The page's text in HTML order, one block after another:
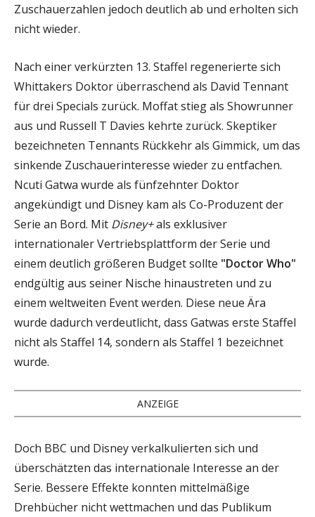
Zuschauerzahlen jedoch deutlich ab und erholten sich
nicht wieder.
Nach einer verkürzten 13. Staffel regenerierte sich
Whittakers Doktor überraschend als David Tennant
für drei Specials zurück. Moffat stieg als Showrunner
aus und Russell T Davies kehrte zurück. Skeptiker
bezeichneten Tennants Rückkehr als Gimmick, um das
sinkende Zuschauerinteresse wieder zu entfachen.
Ncuti Gatwa wurde als fünfzehnter Doktor
angekündigt und Disney kam als Co-Produzent der
Serie an Bord. Mit Disney+als exklusiver
internationaler Vertriebsplattform der Serie und
einem deutlich größeren Budget sollte "Doctor Who"
endgültig aus seiner Nische hinaustreten und zu
einem weltweiten Event werden. Diese neue Ära
wurde dadurch verdeutlicht, dass Gatwas erste Staffel
nicht als Staffel 14, sondern als Staffel 1 bezeichnet
wurde.
ANZEIGE
Doch BBC und Disney verkalkulierten sich und
überschätzten das internationale Interesse an der
Serie. Bessere Effekte konnten mittelmäßige
Drehbücher nicht wettmachen und das Publikum